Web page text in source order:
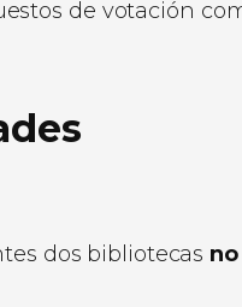
de votación
dos bibliotecas no